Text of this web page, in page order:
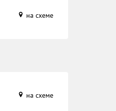
на схеме
на схеме